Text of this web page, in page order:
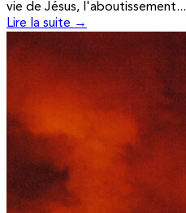
vie de Jésus, l'aboutissement...
Lire la suite →